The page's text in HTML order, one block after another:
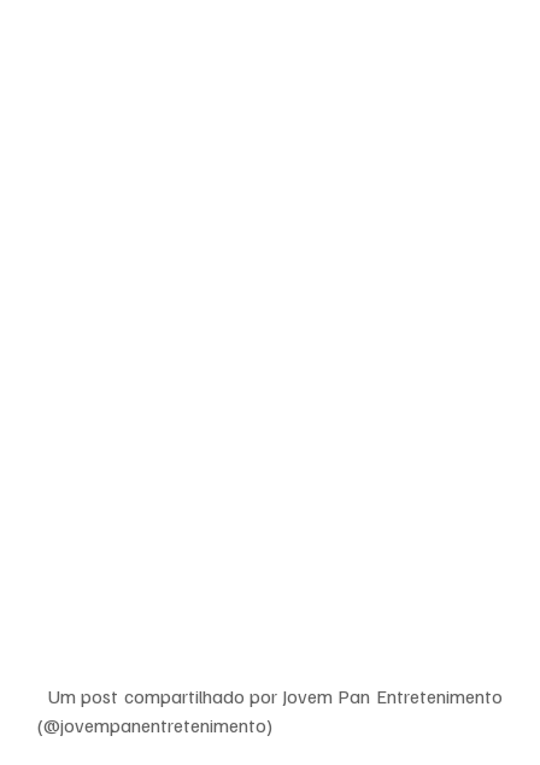
Um post compartilhado por Jovem Pan Entretenimento
(@jovempanentretenimento)